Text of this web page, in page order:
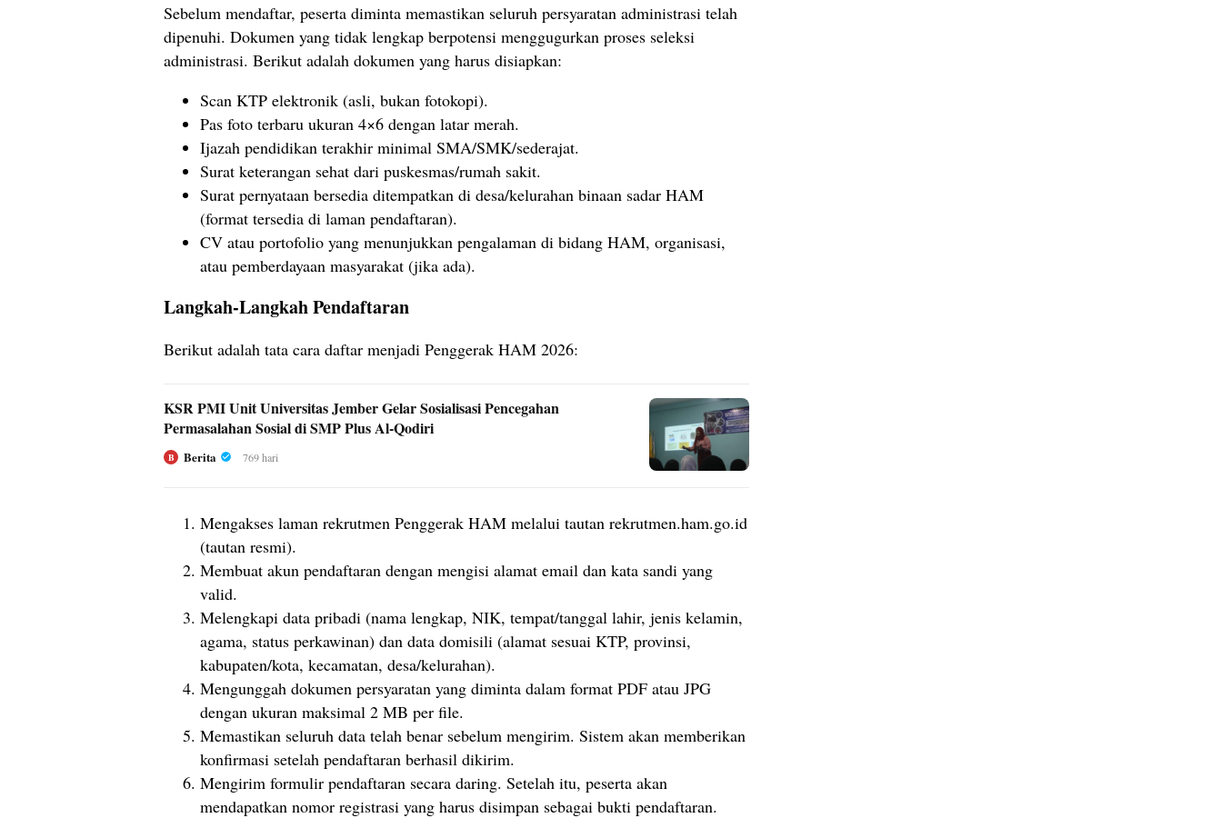
Sebelum mendaftar, peserta diminta memastikan seluruh persyaratan administrasi telah
dipenuhi. Dokumen yang tidak lengkap berpotensi menggugurkan proses seleksi
administrasi. Berikut adalah dokumen yang harus disiapkan:
Scan KTP elektronik (asli, bukan fotokopi).
Pas foto terbaru ukuran 4×6 dengan latar merah.
Ijazah pendidikan terakhir minimal SMA/SMK/sederajat.
Surat keterangan sehat dari puskesmas/rumah sakit.
Surat pernyataan bersedia ditempatkan di desa/kelurahan binaan sadar HAM
(format tersedia di laman pendaftaran).
CV atau portofolio yang menunjukkan pengalaman di bidang HAM, organisasi,
atau pemberdayaan masyarakat (jika ada).
Langkah-Langkah Pendaftaran
Berikut adalah tata cara daftar menjadi Penggerak HAM 2026:
KSR PMI Unit Universitas Jember Gelar Sosialisasi Pencegahan
Permasalahan Sosial di SMP Plus Al-Qodiri
B Berita 769 hari
Mengakses laman rekrutmen Penggerak HAM melalui tautan rekrutmen.ham.go.id
(tautan resmi).
Membuat akun pendaftaran dengan mengisi alamat email dan kata sandi yang
valid.
Melengkapi data pribadi (nama lengkap, NIK, tempat/tanggal lahir, jenis kelamin,
agama, status perkawinan) dan data domisili (alamat sesuai KTP, provinsi,
kabupaten/kota, kecamatan, desa/kelurahan).
Mengunggah dokumen persyaratan yang diminta dalam format PDF atau JPG
dengan ukuran maksimal 2 MB per file.
Memastikan seluruh data telah benar sebelum mengirim. Sistem akan memberikan
konfirmasi setelah pendaftaran berhasil dikirim.
Mengirim formulir pendaftaran secara daring. Setelah itu, peserta akan
mendapatkan nomor registrasi yang harus disimpan sebagai bukti pendaftaran.